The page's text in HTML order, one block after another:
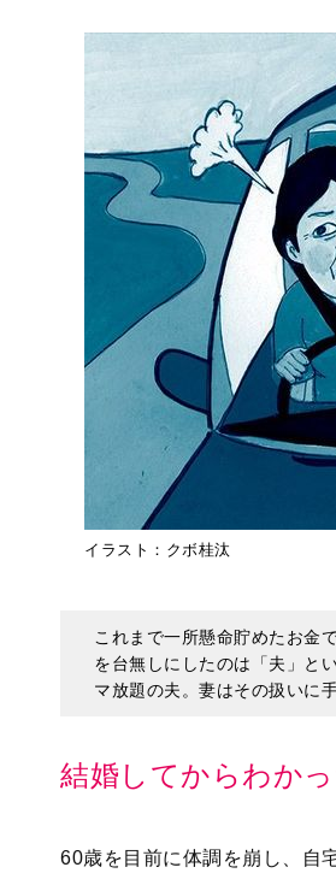
イラスト：クボ桂汰
これまで一所懸命貯めたお
を台無しにしたのは「夫」と
マ放題の夫。妻はその扱いに
結婚してからわか
60歳を目前に体調を崩し、自